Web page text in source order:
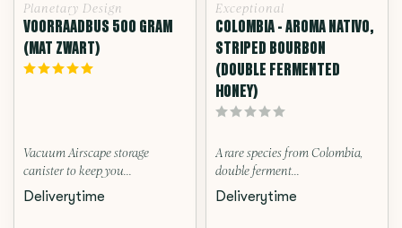
Planetary Design
VOORRAADBUS 500 GRAM
(MAT ZWART)
Vacuum Airscape storage
canister to keep you...
Deliverytime
Exceptional
COLOMBIA - AROMA NATIVO,
STRIPED BOURBON
(DOUBLE FERMENTED
HONEY)
A rare species from Colombia,
double ferment...
Deliverytime